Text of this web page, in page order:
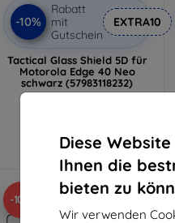
Diese
Ihnen die
bieten zu
Wir verwenden
-10%
Rabatt
mit
Gutschein
EXTRA10
Tactical Glass Shield 5D für
Motorola Edge 40 Neo
schwarz (57983118232)
11,90 €
Auf Lager > 5 Stk.
-10%